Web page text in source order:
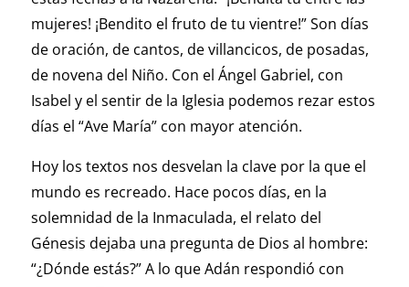
mujeres! ¡Bendito el fruto de tu vientre!” Son días
de oración, de cantos, de villancicos, de posadas,
de novena del Niño. Con el Ángel Gabriel, con
Isabel y el sentir de la Iglesia podemos rezar estos
días el “Ave María” con mayor atención.
Hoy los textos nos desvelan la clave por la que el
mundo es recreado. Hace pocos días, en la
solemnidad de la Inmaculada, el relato del
Génesis dejaba una pregunta de Dios al hombre:
“¿Dónde estás?” A lo que Adán respondió con